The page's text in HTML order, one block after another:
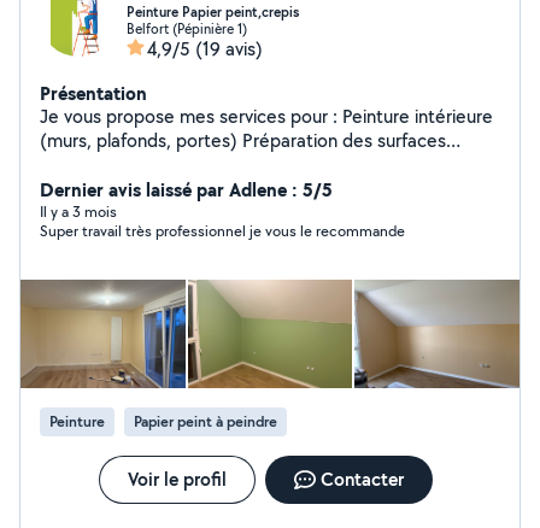
Peinture Papier peint,crepis
Belfort (Pépinière 1)
4,9/5 (19 avis)
Présentation
Je vous propose mes services pour : Peinture intérieure
(murs, plafonds, portes) Préparation des surfaces
soignées Travail de qualité Sérieux et ponctuel Prix
raisonnables N'hésitez pas à me contacter pour un devis
ou plus d'informations !
Dernier avis laissé par Adlene : 5/5
Il y a 3 mois
Super travail très professionnel je vous le recommande
Peinture Papier peint à peindre
Voir le profil Contacter